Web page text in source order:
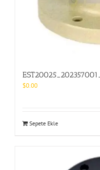
$0.00
Sepete Ekle